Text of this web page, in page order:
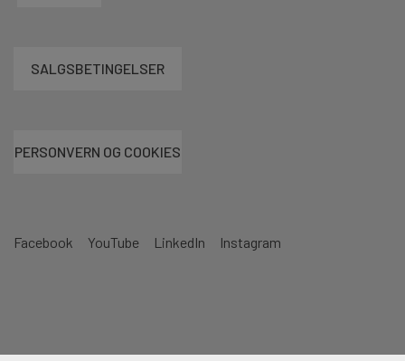
Facebook YouTube LinkedIn Instagram
SALGSBETINGELSER
PERSONVERN OG COOKIES